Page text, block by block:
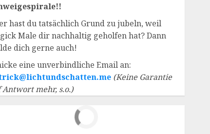
hast du tatsächlich Grund zu jubeln, weil
Male dir nachhaltig geholfen hat? Dann
dich gerne auch!
eine unverbindliche Email an:
(Keine Garantie
Antwort mehr, s.o.)